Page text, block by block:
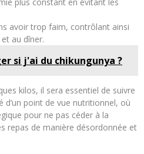
avoir trop faim, contrôlant ainsi
au dîner.
si j'ai du chikungunya ?
kilos, il sera essentiel de suivre
d’un point de vue nutritionnel, où
pour ne pas céder à la
repas de manière désordonnée et